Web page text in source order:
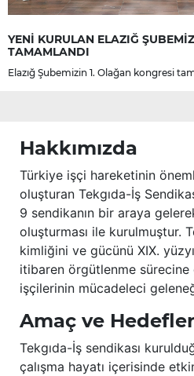
YENİ KURULAN ELAZIĞ
TAMAMLANDI
Elazığ Şubemizin 1. Olağan kongresi
Hakkımızda
Türkiye işçi hareketinin
oluşturan Tekgıda-İş
9 sendikanın bir araya
oluşturması ile kurulmuştur.
kimliğini ve gücünü XIX.
itibaren örgütlenme sürecine
işçilerinin mücadeleci
Amaç ve Hedefler
Tekgıda-İş sendikası
çalışma hayatı içerisinde